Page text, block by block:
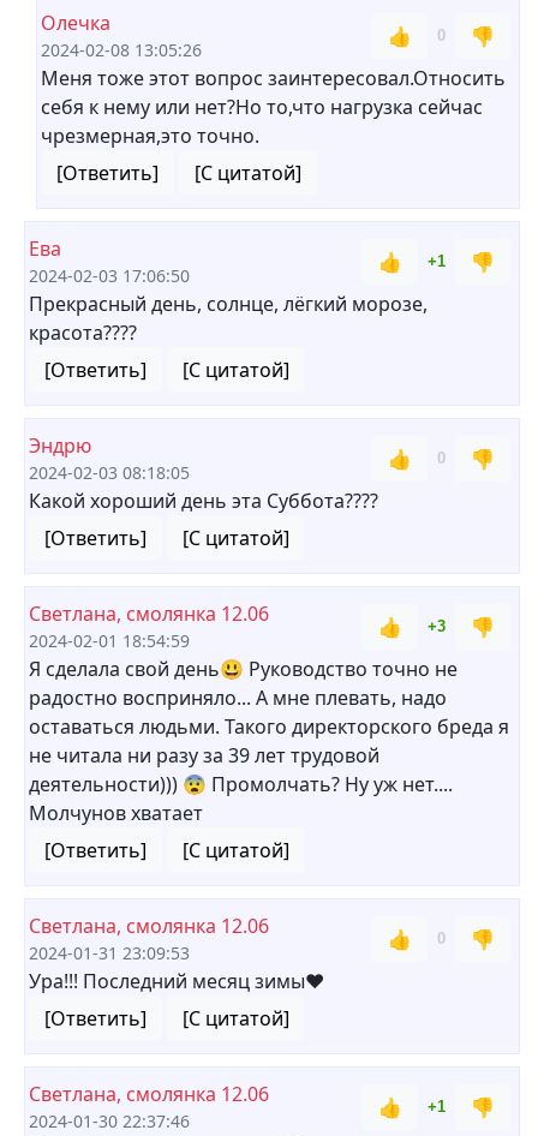
Олечка
2024-02-08 13:05:26
👍 0
👎
Меня тоже этот вопрос заинтересовал.Относить
себя к нему или нет?Но то,что нагрузка сейчас
чрезмерная,это точно.
[Ответить]
[С цитатой]
Ева
2024-02-03 17:06:50
👍 +1
👎
Прекрасный день, солнце, лёгкий морозе,
красота????
[Ответить]
[С цитатой]
Эндрю
2024-02-03 08:18:05
👍 0
👎
Какой хороший день эта Суббота????
[Ответить]
[С цитатой]
Светлана, смолянка 12.06
2024-02-01 18:54:59
👍 +3
👎
Я сделала свой день😃 Руководство точно не
радостно восприняло... А мне плевать, надо
оставаться людьми. Такого директорского бреда я
не читала ни разу за 39 лет трудовой
деятельности))) 😨 Промолчать? Ну уж нет....
Молчунов хватает
[Ответить]
[С цитатой]
Светлана, смолянка 12.06
2024-01-31 23:09:53
👍 0
👎
Ура!!! Последний месяц зимы❤
[Ответить]
[С цитатой]
Светлана, смолянка 12.06
2024-01-30 22:37:46
👍 +1
👎